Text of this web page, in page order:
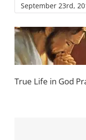
September 23rd,
True Life in God